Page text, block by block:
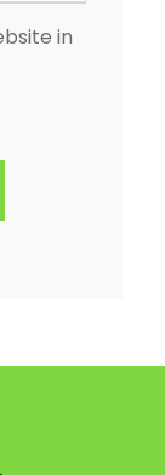
in